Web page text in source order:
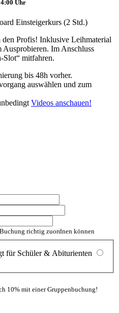
Uhr
Einsteigerkurs (2 Std.)
Profis! Inklusive Leihmaterial
Ausprobieren. Im Anschluss
Slot“ mitfahren.
bis 48h vorher.
auswählen und zum
Videos anschauen!
richtig zuordnen können
für Schüler & Abiturienten
10% mit einer Gruppenbuchung!